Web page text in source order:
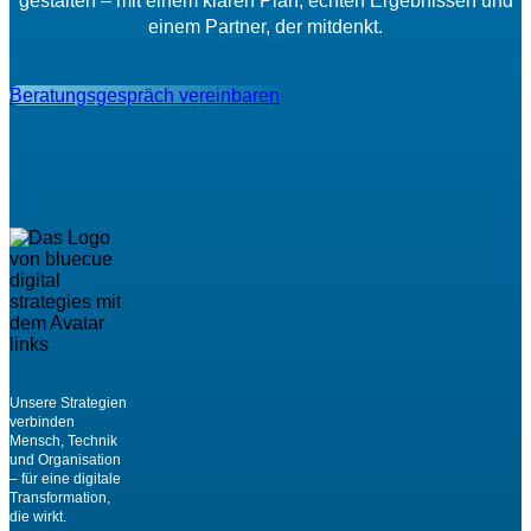
einem Partner, der mitdenkt.
Beratungsgespräch vereinbaren
Unsere Strategien
verbinden
Mensch, Technik
und Organisation
– für eine digitale
Transformation,
die wirkt.